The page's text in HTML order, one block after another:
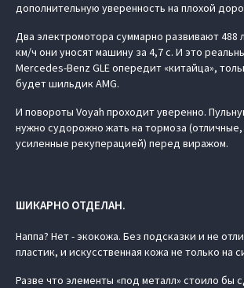
дополнительную уверенность на плохой
Два электромотора суммарно развивают 488
км/ч они уносят машину за 4,7 с. И это
Mercedes-Benz GLE опередит «китайца»,
будет шильдик AMG.
И повороты Voyah проходит уверенно.
нужно судорожно жать на тормоза
усиленные рекуперацией) перед виражом.
ШИКАРНО ОТДЕЛАН.
Наппа? Нет - экокожа. Без подсказки и не
пластик, и искусственная кожа не только на
Разве что элементы «под металл» стоило бы